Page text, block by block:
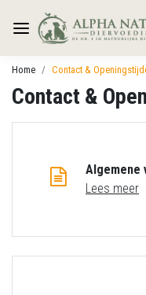
Home Contact &
Contact &
Algemene
Lees meer